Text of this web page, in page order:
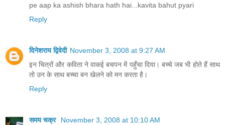
pe aap ka ashish bhara hath hai...kavita bahut pyari
Reply
दिनेशराय द्विवेदी November 3, 2008 at 9:27 AM
इन चित्रों और कविता ने वाकई बचपन में पहुँचा दिया। बच्चे जब भी होते हैं साथ
तो उन के साथ बच्चा बन खेलने को मन करता है।
Reply
समय चक्र
November 3, 2008 at 10:10 AM